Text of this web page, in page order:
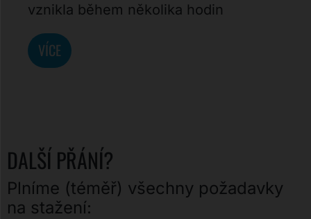
vznikla během několika hodin
VÍCE
DALŠÍ PŘÁNÍ?
Plníme (téměř) všechny požadavky
na stažení: